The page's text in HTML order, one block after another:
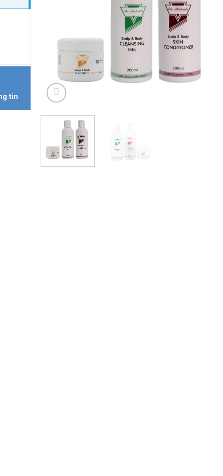
tin